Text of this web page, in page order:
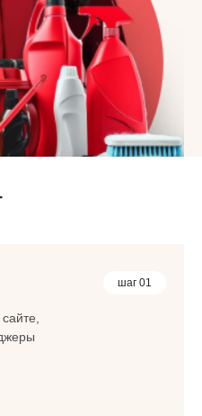
шаг 01